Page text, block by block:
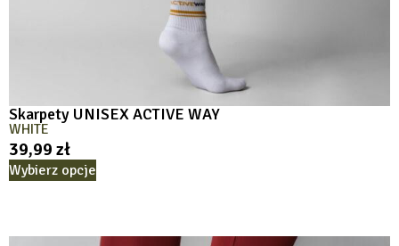
Skarpety UNISEX ACTIVE WAY
WHITE
39,99 zł
Wybierz opcje